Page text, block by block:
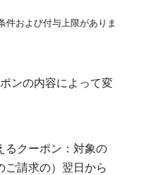
および付与上限がありま
ンの内容によって変
るクーポン：対象の
ご請求の）翌日から